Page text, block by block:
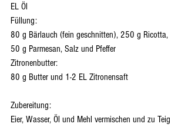
EL Öl
Füllung:
80 g Bärlauch (fein geschnitten), 250 g Ricotta,
50 g Parmesan, Salz und Pfeffer
Zitronenbutter:
80 g Butter und 1-2 EL Zitronensaft
Zubereitung:
Eier, Wasser, Öl und Mehl vermischen und zu Teig